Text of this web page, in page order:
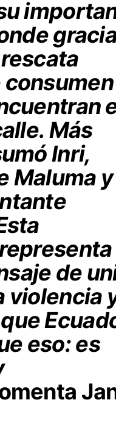
Más
Inri,
Maluma y
de
violencia
eso: es